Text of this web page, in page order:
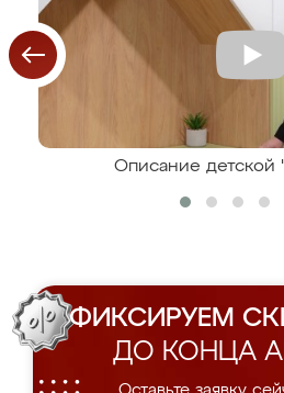
Описание детской
ФИКСИРУЕМ
ДО КОНЦА